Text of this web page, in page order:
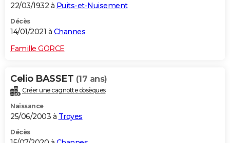
22/03/1932 à Puits-et-Nuisement
Décès
14/01/2021 à Channes
Famille GORCE
Celio BASSET (17 ans)
Créer une cagnotte obsèques
Naissance
25/06/2003 à Troyes
Décès